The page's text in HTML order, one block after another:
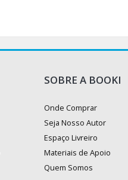
SOBRE A BOOKI
Onde Comprar
Seja Nosso Autor
Espaço Livreiro
Materiais de Apoio
Quem Somos